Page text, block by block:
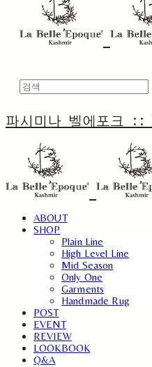
파시미나 벨에포크 ::
ABOUT
SHOP
Plain Line
High Level Line
Mid Season
Only One
Garments
Handmade Rug
POST
EVENT
REVIEW
LOOKBOOK
Q&A